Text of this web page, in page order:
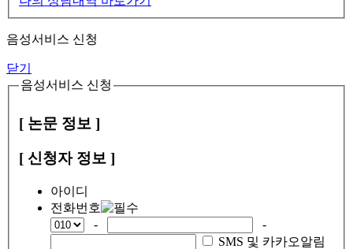
음성서비스 신청
닫기
음성서비스 신청
[ 논문 정보 ]
[ 신청자 정보 ]
아이디
전화번호
-
-
SMS 및 카카오알림